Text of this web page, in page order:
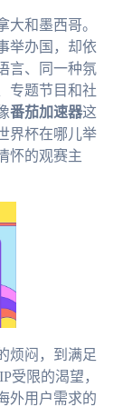
大和墨西哥。
举办国，却依
言、同一种氛
专题节目和社
番茄加速器这
界杯在哪儿举
怀的观赛主
烦闷，到满足
受限的渴望，
外用户需求的